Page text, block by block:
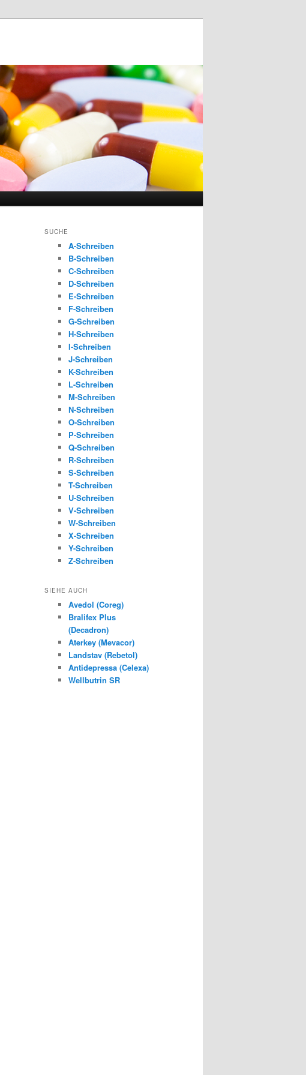
SUCHE
A-Schreiben
B-Schreiben
C-Schreiben
D-Schreiben
E-Schreiben
F-Schreiben
G-Schreiben
H-Schreiben
I-Schreiben
J-Schreiben
K-Schreiben
L-Schreiben
M-Schreiben
N-Schreiben
O-Schreiben
P-Schreiben
Q-Schreiben
R-Schreiben
S-Schreiben
T-Schreiben
U-Schreiben
V-Schreiben
W-Schreiben
X-Schreiben
Y-Schreiben
Z-Schreiben
SIEHE AUCH
Avedol (Coreg)
Bralifex Plus
(Decadron)
Aterkey (Mevacor)
Landstav (Rebetol)
Antidepressa (Celexa)
Wellbutrin SR